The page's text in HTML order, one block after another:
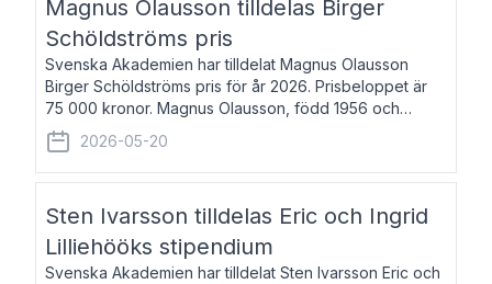
Magnus Olausson tilldelas Birger
Schöldströms pris
Svenska Akademien har tilldelat Magnus Olausson
Birger Schöldströms pris för år 2026. Prisbeloppet är
75 000 kronor. Magnus Olausson, född 1956 och
bosatt i Stockholm, är konstvetare, museiman och
hovman. Han disputerade 1993 vid Uppsala un
2026-05-20
Sten Ivarsson tilldelas Eric och Ingrid
Lilliehööks stipendium
Svenska Akademien har tilldelat Sten Ivarsson Eric och